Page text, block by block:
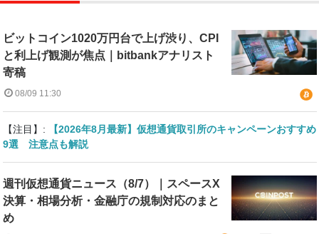
ビットコイン1020万円台で上げ渋り、CPI
と利上げ観測が焦点｜bitbankアナリスト
寄稿
08/09 11:30
【注目】:
【2026年8月最新】仮想通貨取引所のキャンペーンおすすめ
9選 注意点も解説
週刊仮想通貨ニュース（8/7）｜スペースX
決算・相場分析・金融庁の規制対応のまと
め